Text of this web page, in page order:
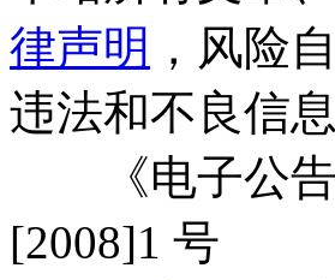
律声明 ，风险
违法和不良信
《电子公告
[2008]1 号